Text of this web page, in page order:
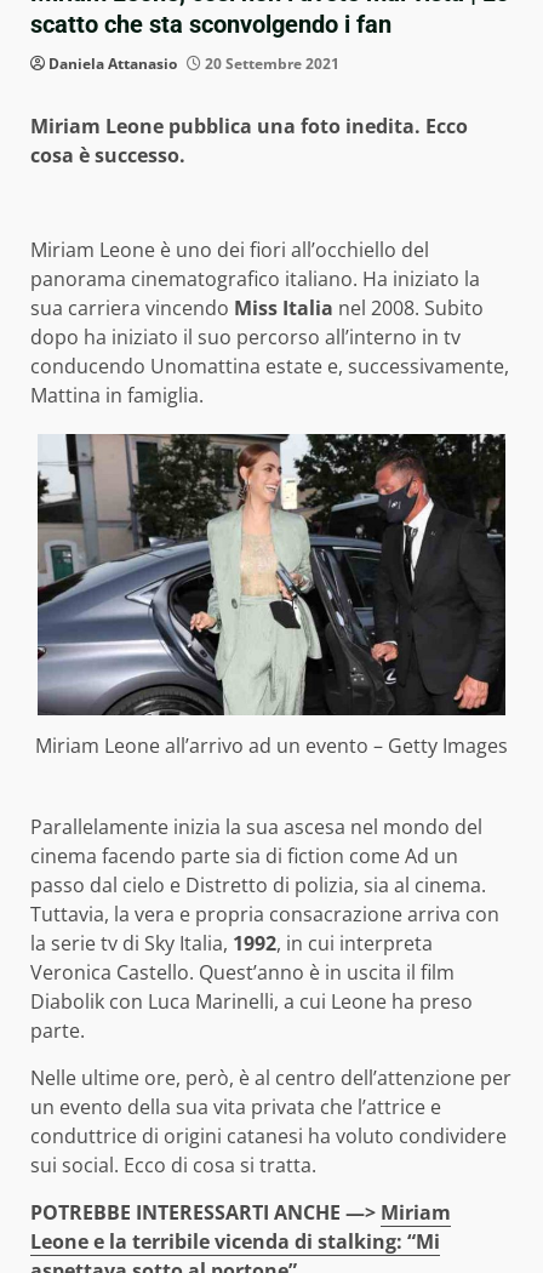
scatto che sta sconvolgendo i fan
Daniela Attanasio 20 Settembre 2021
Miriam Leone pubblica una foto inedita. Ecco
cosa è successo.
Miriam Leone è uno dei fiori all’occhiello del
panorama cinematografico italiano. Ha iniziato la
sua carriera vincendo Miss Italia nel 2008. Subito
dopo ha iniziato il suo percorso all’interno in tv
conducendo Unomattina estate e, successivamente,
Mattina in famiglia.
Miriam Leone all’arrivo ad un evento – Getty Images
Parallelamente inizia la sua ascesa nel mondo del
cinema facendo parte sia di fiction come Ad un
passo dal cielo e Distretto di polizia, sia al cinema.
Tuttavia, la vera e propria consacrazione arriva con
la serie tv di Sky Italia, 1992, in cui interpreta
Veronica Castello. Quest’anno è in uscita il film
Diabolik con Luca Marinelli, a cui Leone ha preso
parte.
Nelle ultime ore, però, è al centro dell’attenzione per
un evento della sua vita privata che l’attrice e
conduttrice di origini catanesi ha voluto condividere
sui social. Ecco di cosa si tratta.
POTREBBE INTERESSARTI ANCHE —> Miriam
Leone e la terribile vicenda di stalking: “Mi